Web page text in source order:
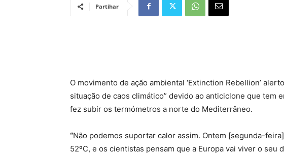
Partihar
O movimento de ação ambiental ‘Extinction Rebellion’
situação de caos climático” devido ao anticiclone que tem
fez subir os termómetros a norte do Mediterrâneo.
“Não podemos suportar calor assim. Ontem [segunda-
52ºC, e os cientistas pensam que a Europa vai viver o seu